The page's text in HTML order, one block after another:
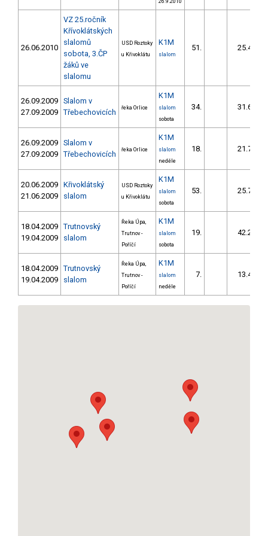
26.9.2010
26.06.2010
VZ 25.ročník
Křívoklátských
slalomů
sobota, 3.ČP
žáků ve
slalomu
USD Roztoky
u Křivoklátu
K1M
slalom
51. 25.43
26.09.2009
27.09.2009
Slalom v
Třebechovicích
řeka Orlice
K1M
slalom
sobota
34. 31.60
26.09.2009
27.09.2009
Slalom v
Třebechovicích
řeka Orlice
K1M
slalom
neděle
18. 21.70
20.06.2009
21.06.2009
Křivoklátský
slalom
USD Roztoky
u Křivoklátu
K1M
slalom
sobota
53. 25.76
18.04.2009
19.04.2009
Trutnovský
slalom
Řeka Úpa,
Trutnov -
Poříčí
K1M
slalom
sobota
19. 42.20
18.04.2009
19.04.2009
Trutnovský
slalom
Řeka Úpa,
Trutnov -
Poříčí
K1M
slalom
neděle
7. 13.40